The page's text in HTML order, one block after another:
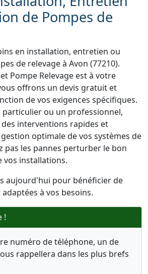
de Pompes de
en installation, entretien ou
de relevage à Avon (77210).
Pompe Relevage est à votre
offrons un devis gratuit et
de vos exigences spécifiques.
particulier ou un professionnel,
interventions rapides et
optimale de vos systèmes de
pas les pannes perturber le bon
installations.
aujourd'hui pour bénéficier de
à vos besoins.
!
numéro de téléphone, un de
rappellera dans les plus brefs